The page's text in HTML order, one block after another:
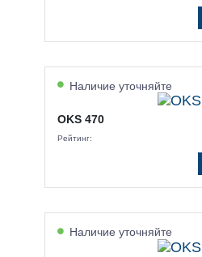
Наличие уточняйте
OKS 470
Рейтинг:
Наличие уточняйте